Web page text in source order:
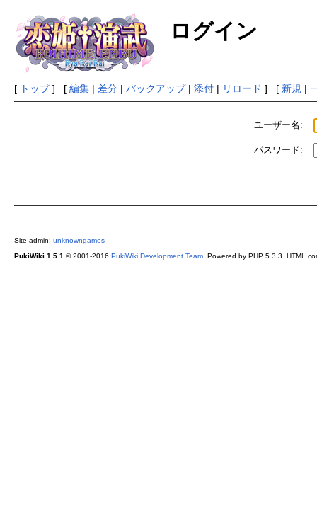
ログイン
[ トップ] [ 編集| 差分| バックアップ| 添付| リロード ] [ 新規 |
ユーザー名:
パスワード:
Site admin: unknowngames
PukiWiki 1.5.1 © 2001-2016 PukiWiki Development Team. Powered by PHP 5.3.3. HTML